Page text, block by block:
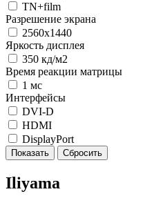
TN+film
Разрешение экрана
2560x1440
Яркость дисплея
350 кд/м2
Время реакции матрицы
1 мс
Интерфейсы
DVI-D
HDMI
DisplayPort
Iliyama